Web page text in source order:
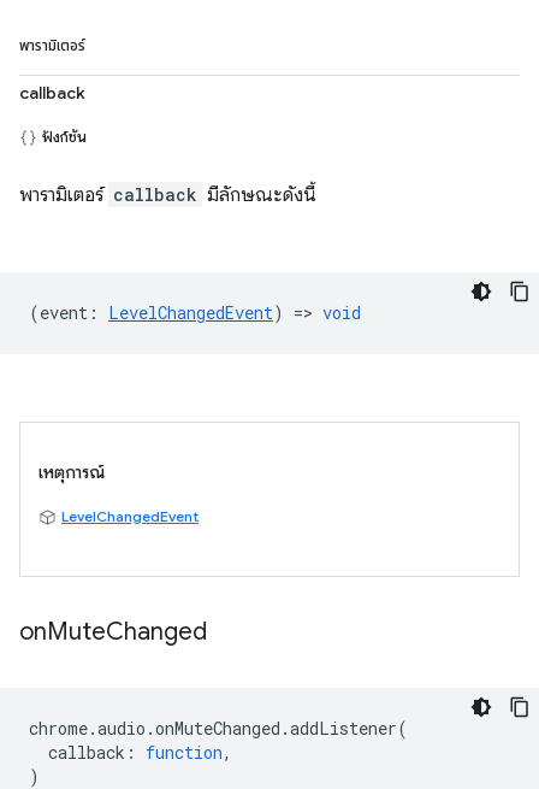
พารามิเตอร์
callback
ฟังก์ชัน
พารามิเตอร์ callback มีลักษณะดังนี้
(event : LevelChangedEvent) => void
เหตุการณ์
LevelChangedEvent
onMuteChanged
chrome.audio .onMuteChanged .addListener(
callback : function,
)